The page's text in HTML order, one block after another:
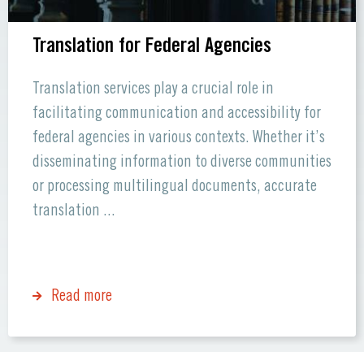
Translation for Federal Agencies
Translation services play a crucial role in
facilitating communication and accessibility for
federal agencies in various contexts. Whether it’s
disseminating information to diverse communities
or processing multilingual documents, accurate
translation ...
Read more